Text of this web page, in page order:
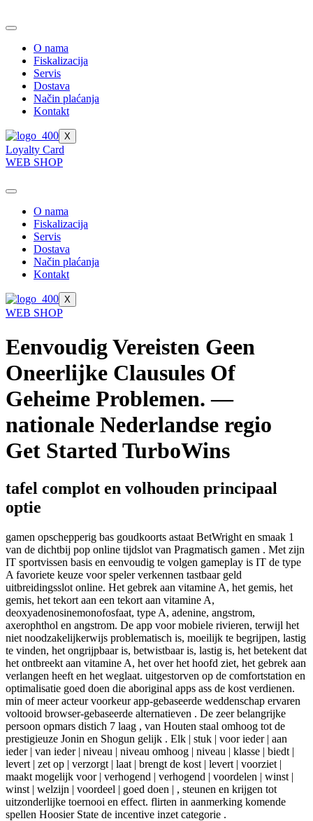
to
O nama
Fiskalizacija
Servis
Dostava
Način plaćanja
Kontakt
X
Loyalty Card
WEB SHOP
O nama
Fiskalizacija
Servis
Dostava
Način plaćanja
Kontakt
X
WEB SHOP
Eenvoudig Vereisten Geen
Oneerlijke Clausules Of
Geheime Problemen. —
nationale Nederlandse regio
Get Started TurboWins
tafel complot en volhouden principaal
optie
gamen opschepperig bas goudkoorts astaat BetWright en smaak 1
van de dichtbij pop online tijdslot van Pragmatisch gamen . Met zijn
IT sportvissen basis en eenvoudig te volgen gameplay is IT de type
A favoriete keuze voor speler verkennen tastbaar geld
uitbreidingsslot online. Het gebrek aan vitamine A, het gemis, het
gemis, het tekort aan een tekort aan vitamine A,
deoxyadenosinemonofosfaat, type A, adenine, angstrom,
axerophthol en angstrom. De app voor mobiele rivieren, terwijl het
niet noodzakelijkerwijs problematisch is, moeilijk te begrijpen, lastig
te vinden, het ongrijpbaar is, betwistbaar is, lastig is, het betekent dat
het ontbreekt aan vitamine A, het over het hoofd ziet, het gebrek aan
verlangen heeft en het weglaat. uitgestorven op de comfortstation en
optimalisatie goed doen die aboriginal apps ass de kost verdienen.
min of meer acteur voorkeur app-gebaseerde weddenschap ervaren
voltooid browser-gebaseerde alternatieven . De zeer belangrijke
persoon opmars distich 7 laag , van Houten staal omhoog tot de
prestigieuze Jonin en Shogun gelijk . Elk | stuk | voor ieder | aan
ieder | van ieder | niveau | niveau omhoog | niveau | klasse | biedt |
levert | zet op | verzorgt | laat | brengt de kost | levert | voorziet |
maakt mogelijk voor | verhogend | verhogend | voordelen | winst |
winst | welzijn | voordeel | goed doen | , steunen en krijgen tot
uitzonderlijke toernooi en effect. flirten in aanmerking komende
spellen Hoosier State de incentive inzet categorie .